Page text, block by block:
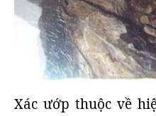
Xác ướp thuộc về